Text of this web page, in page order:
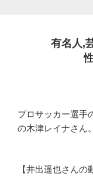
有名人,
プロサッカー選手
の木津レイナさん。
【井出遥也さんの